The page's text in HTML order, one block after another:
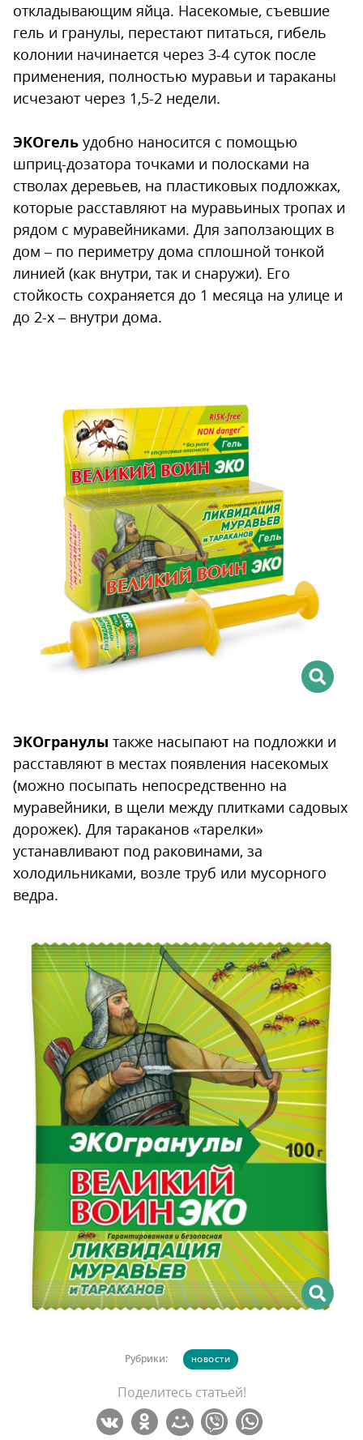
откладывающим яйца. Насекомые, съевшие
гель и гранулы, перестают питаться, гибель
колонии начинается через 3-4 суток после
применения, полностью муравьи и тараканы
исчезают через 1,5-2 недели.
ЭКОгель удобно наносится с помощью
шприц-дозатора точками и полосками на
стволах деревьев, на пластиковых подложках,
которые расставляют на муравьиных тропах и
рядом с муравейниками. Для заползающих в
дом – по периметру дома сплошной тонкой
линией (как внутри, так и снаружи). Его
стойкость сохраняется до 1 месяца на улице и
до 2-х – внутри дома.
ЭКОгранулы также насыпают на подложки и
расставляют в местах появления насекомых
(можно посыпать непосредственно на
муравейники, в щели между плитками садовых
дорожек). Для тараканов «тарелки»
устанавливают под раковинами, за
холодильниками, возле труб или мусорного
ведра.
Рубрики: НОВОСТИ
Поделитесь статьей!